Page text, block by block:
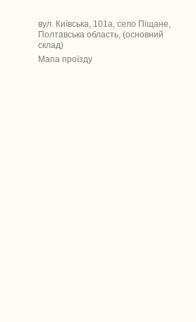
вул. Київська, 101а, село Піщане,
Полтавська область, (основний
склад)
Мапа проїзду